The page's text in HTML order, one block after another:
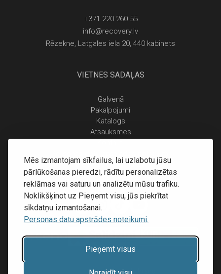
Mēs izmantojam sīkfailus, lai uzlabotu jūsu
pārlūkošanas pieredzi, rādītu personalizētas
reklāmas vai saturu un analizētu mūsu trafiku.
Noklikšķinot uz Pieņemt visu, jūs piekrītat
sīkdatņu izmantošanai.
Personas datu apstrādes noteikumi.
Pieņemt visus
+371 220 260 55
info@recovery.lv
Rēzekne, Latgales iela 20, 440 kabinets
VIETNES SADAĻAS
Galvenā
Pakalpojumi
Katalogs
Atsauksmes
Piegāde un apmaksa
Atgriešanas noteikumi
Mājas lapu izstrāde:Inibrand